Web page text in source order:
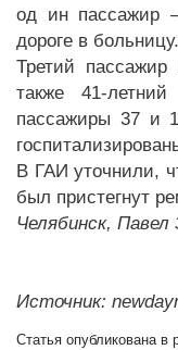
од ин пассажир
дороге в больницу.
Третий
также 41-
пассажиры 37 и
В ГАИ уточнили,
был пристегнут
Челябинск, Павел
Источник:
Статья опубликована в